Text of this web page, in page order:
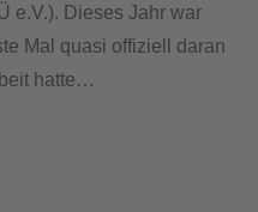
e.V.). Dieses Jahr war
Mal quasi offiziell daran
hatte…